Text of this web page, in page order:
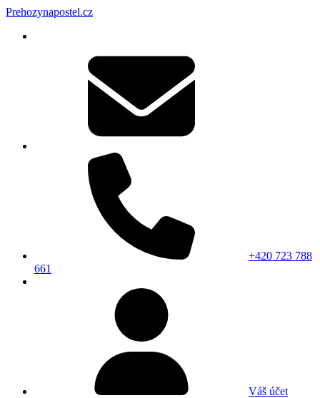
Prehozynapostel.cz
+420 723 788
661
Váš účet